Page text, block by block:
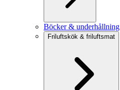
Böcker & underhållning
Friluftskök & friluftsmat